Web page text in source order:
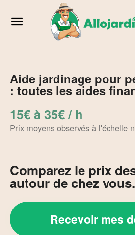
Aide jardinage pour
: toutes les aides
15€ à 35€ / h
Prix moyens observés à l'échelle
Comparez le prix
autour de chez vous.
Recevoir mes